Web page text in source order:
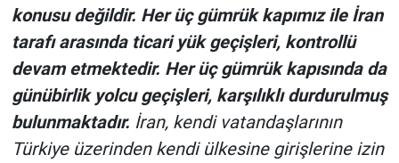
konusu değildir. Her üç gümrük kapımız ile İran
tarafı arasında ticari yük geçişleri, kontrollü
devam etmektedir. Her üç gümrük kapısında da
günübirlik yolcu geçişleri, karşılıklı durdurulmuş
bulunmaktadır. İran, kendi vatandaşlarının
Türkiye üzerinden kendi ülkesine girişlerine izin